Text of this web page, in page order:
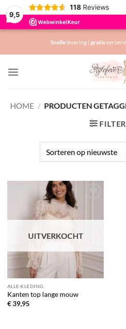
9,5
118 Reviews
Snellelevering | gratis
HOME / PRODUCTEN
FILTER
Toevoegen
verlanglijst
UITVERKOCHT
ALLE KLEDING
Kanten top lange mouw
€39,95